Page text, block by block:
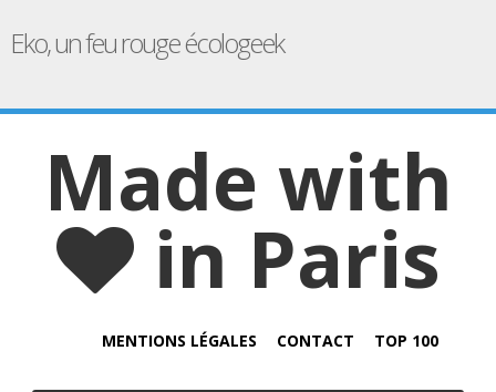
Eko, un feu rouge écologeek
Made with
in Paris
MENTIONS LÉGALES CONTACT TOP 100